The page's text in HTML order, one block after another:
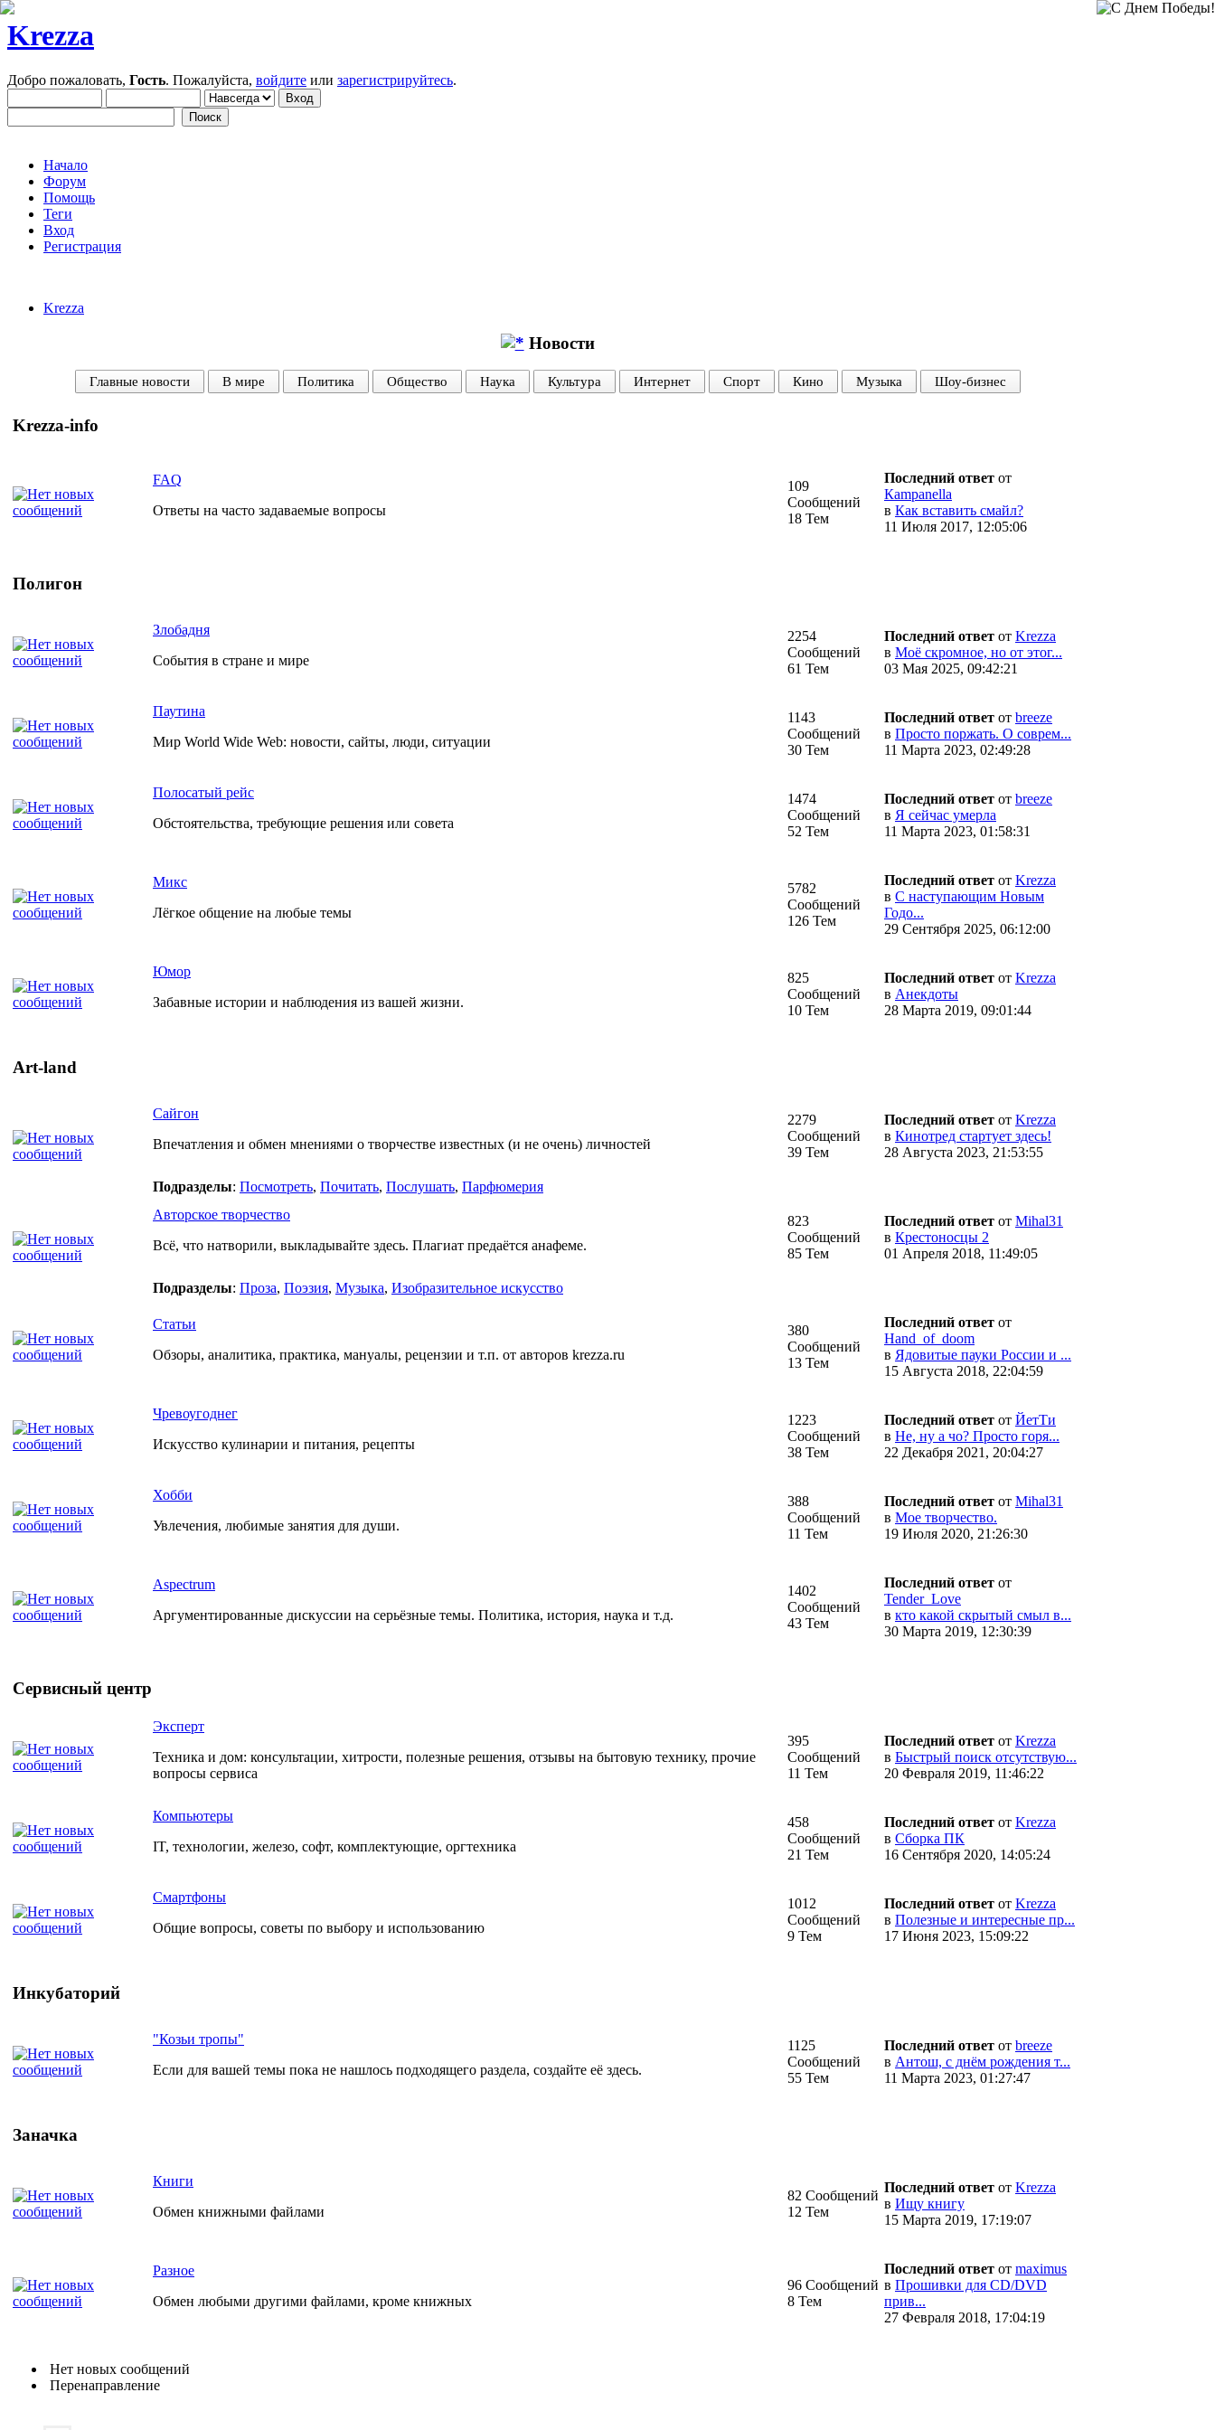
Krezza
Добро пожаловать, Гость. Пожалуйста, войдите или зарегистрируйтесь.
Начало
Форум
Помощь
Теги
Вход
Регистрация
Krezza
Новости
Главные новости В мире Политика Общество Наука Культура Интернет Спорт Кино Музыка Шоу-бизнес
Krezza-info
FAQ
Ответы на часто задаваемые вопросы
109
Сообщений
18 Тем
Последний ответ от
Кampanella
в Как вставить смайл?
11 Июля 2017, 12:05:06
Полигон
Злобадня
События в стране и мире
2254
Сообщений
61 Тем
Последний ответ от Krezza
в Моё скромное, но от этог...
03 Мая 2025, 09:42:21
Паутина
Мир World Wide Web: новости, сайты, люди, ситуации
1143
Сообщений
30 Тем
Последний ответ от breeze
в Просто поржать. О соврем...
11 Марта 2023, 02:49:28
Полосатый рейс
Обстоятельства, требующие решения или совета
1474
Сообщений
52 Тем
Последний ответ от breeze
в Я сейчас умерла
11 Марта 2023, 01:58:31
Микс
Лёгкое общение на любые темы
5782
Сообщений
126 Тем
Последний ответ от Krezza
в С наступающим Новым
Годо...
29 Сентября 2025, 06:12:00
Юмор
Забавные истории и наблюдения из вашей жизни.
825
Сообщений
10 Тем
Последний ответ от Krezza
в Анекдоты
28 Марта 2019, 09:01:44
Art-land
Сайгон
Впечатления и обмен мнениями о творчестве известных (и не очень) личностей
2279
Сообщений
39 Тем
Последний ответ от Krezza
в Кинотред стартует здесь!
28 Августа 2023, 21:53:55
Подразделы: Посмотреть, Почитать, Послушать, Парфюмерия
Авторское творчество
Всё, что натворили, выкладывайте здесь. Плагиат предаётся анафеме.
823
Сообщений
85 Тем
Последний ответ от Mihal31
в Крестоносцы 2
01 Апреля 2018, 11:49:05
Подразделы: Проза, Поэзия, Музыка, Изобразительное искусство
Статьи
Обзоры, аналитика, практика, мануалы, рецензии и т.п. от авторов krezza.ru
380
Сообщений
13 Тем
Последний ответ от
Hand_of_doom
в Ядовитые пауки России и ...
15 Августа 2018, 22:04:59
Чревоугоднег
Искусство кулинарии и питания, рецепты
1223
Сообщений
38 Тем
Последний ответ от ЙетТи
в Не, ну а чо? Просто горя...
22 Декабря 2021, 20:04:27
Хобби
Увлечения, любимые занятия для души.
388
Сообщений
11 Тем
Последний ответ от Mihal31
в Мое творчество.
19 Июля 2020, 21:26:30
Aspectrum
Аргументированные дискуссии на серьёзные темы. Политика, история, наука и т.д.
1402
Сообщений
43 Тем
Последний ответ от
Tender_Love
в кто какой скрытый смыл в...
30 Марта 2019, 12:30:39
Сервисный центр
Эксперт
Техника и дом: консультации, хитрости, полезные решения, отзывы на бытовую технику, прочие
вопросы сервиса
395
Сообщений
11 Тем
Последний ответ от Krezza
в Быстрый поиск отсутствую...
20 Февраля 2019, 11:46:22
Компьютеры
IT, технологии, железо, софт, комплектующие, оргтехника
458
Сообщений
21 Тем
Последний ответ от Krezza
в Сборка ПК
16 Сентября 2020, 14:05:24
Смартфоны
Общие вопросы, советы по выбору и использованию
1012
Сообщений
9 Тем
Последний ответ от Krezza
в Полезные и интересные пр...
17 Июня 2023, 15:09:22
Инкубаторий
"Козьи тропы"
Если для вашей темы пока не нашлось подходящего раздела, создайте её здесь.
1125
Сообщений
55 Тем
Последний ответ от breeze
в Антош, с днём рождения т...
11 Марта 2023, 01:27:47
Заначка
Книги
Обмен книжными файлами
82 Сообщений
12 Тем
Последний ответ от Krezza
в Ищу книгу
15 Марта 2019, 17:19:07
Разное
Обмен любыми другими файлами, кроме книжных
96 Сообщений
8 Тем
Последний ответ от maximus
в Прошивки для CD/DVD
прив...
27 Февраля 2018, 17:04:19
Нет новых сообщений
Перенаправление